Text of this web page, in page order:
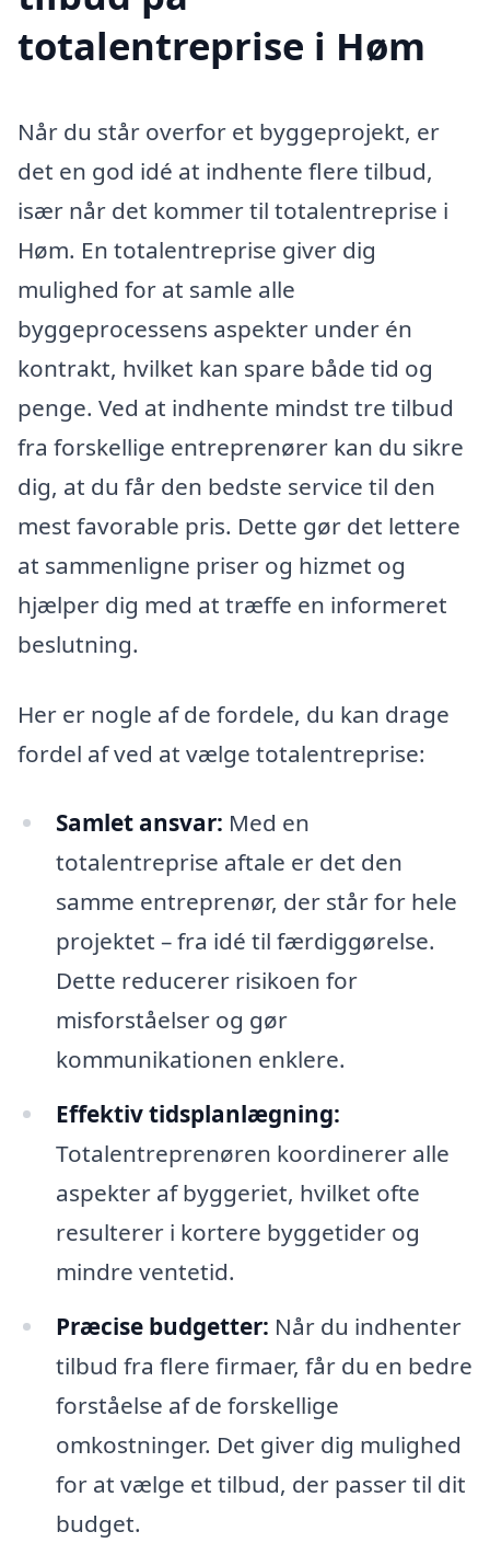
totalentreprise i Høm
Når du står overfor et byggeprojekt, er
det en god idé at indhente flere tilbud,
især når det kommer til totalentreprise i
Høm. En totalentreprise giver dig
mulighed for at samle alle
byggeprocessens aspekter under én
kontrakt, hvilket kan spare både tid og
penge. Ved at indhente mindst tre tilbud
fra forskellige entreprenører kan du sikre
dig, at du får den bedste service til den
mest favorable pris. Dette gør det lettere
at sammenligne priser og hizmet og
hjælper dig med at træffe en informeret
beslutning.
Her er nogle af de fordele, du kan drage
fordel af ved at vælge totalentreprise:
Samlet ansvar: Med en
totalentreprise aftale er det den
samme entreprenør, der står for hele
projektet – fra idé til færdiggørelse.
Dette reducerer risikoen for
misforståelser og gør
kommunikationen enklere.
Effektiv tidsplanlægning:
Totalentreprenøren koordinerer alle
aspekter af byggeriet, hvilket ofte
resulterer i kortere byggetider og
mindre ventetid.
Præcise budgetter: Når du indhenter
tilbud fra flere firmaer, får du en bedre
forståelse af de forskellige
omkostninger. Det giver dig mulighed
for at vælge et tilbud, der passer til dit
budget.